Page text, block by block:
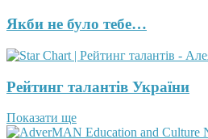
Якби не було тебе…
Рейтинг талантів України
Показати ще